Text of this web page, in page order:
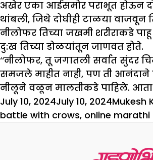
अखेर एका आईसमोर पराभूत होऊन
थांबली, जिथे दोघीही टाळया वाजवून
नीलोफर तिच्या जखमी शरीराकडे
दु:ख तिच्या डोळयांतून जाणवत होते.
‘‘नीलोफर, तू जगातली सर्वात सुंदर
समजले माहीत नाही, पण ती आनंदाने
नीलूने वळून मालतीकडे पाहिले. आता
Posted
on
July 10, 2024July 10, 2024Author
Mukesh
battle with crows, online